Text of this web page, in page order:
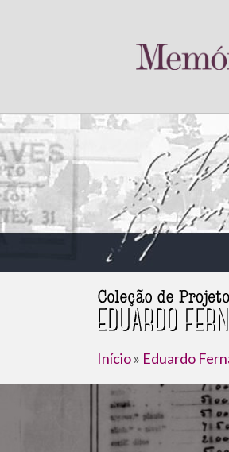
Início» Eduardo